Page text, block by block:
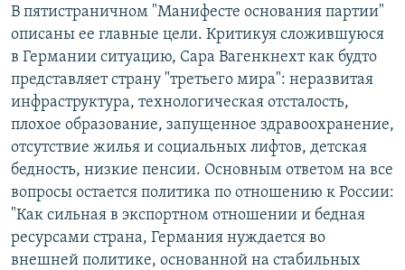
В пятистраничном "Манифесте основания партии"
описаны ее главные цели. Критикуя сложившуюся
в Германии ситуацию, Сара Вагенкнехт как будто
представляет страну "третьего мира": неразвитая
инфраструктура, технологическая отсталость,
плохое образование, запущенное здравоохранение,
отсутствие жилья и социальных лифтов, детская
бедность, низкие пенсии. Основным ответом на все
вопросы остается политика по отношению к России:
"Как сильная в экспортном отношении и бедная
ресурсами страна, Германия нуждается во
внешней политике, основанной на стабильных